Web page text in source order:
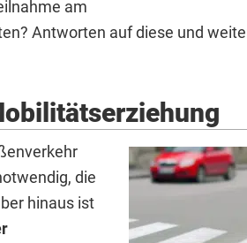
am
Antworten auf diese und
die
hinaus ist